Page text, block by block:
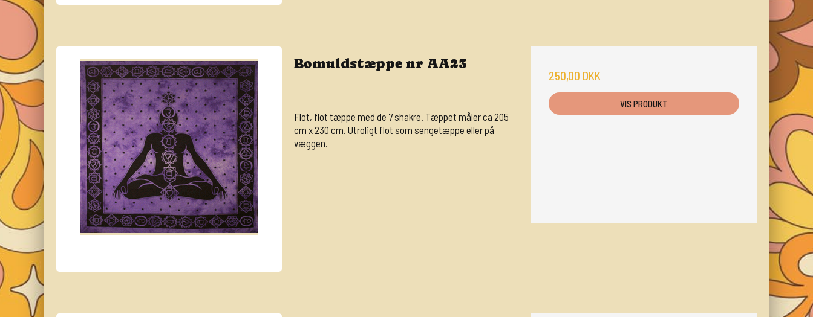
Bomuldstæppe nr AA23
Flot, flot tæppe med de 7 shakre. Tæppet måler ca 205
cm x 230 cm. Utroligt flot som sengetæppe eller på
væggen.
250,00 DKK
VIS PRODUKT